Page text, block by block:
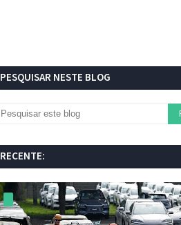
PESQUISAR NESTE BLOG
RECENTE: